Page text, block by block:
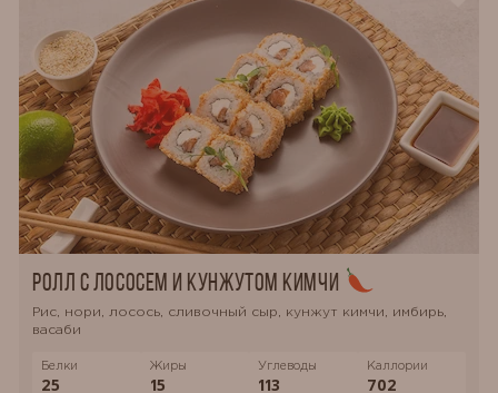
Ролл с лососем и кунжутом Кимчи
Рис, нори, лосось, сливочный сыр, кунжут кимчи, имбирь,
васаби
Белки
25
Жиры
15
Углеводы
113
Каллории
702